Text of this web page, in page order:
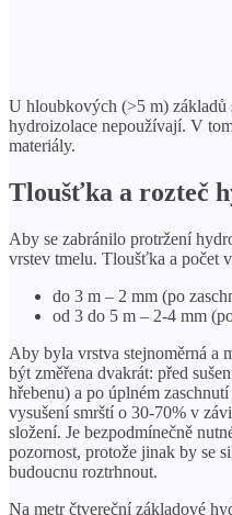
U hloubkových (>5 m) základů
hydroizolace nepoužívají. V
materiály.
Tloušťka a rozteč
Aby se zabránilo protržení
vrstev tmelu. Tloušťka a počet
do 3 m – 2 mm (po
od 3 do 5 m – 2-4 mm
Aby byla vrstva stejnoměrná a
být změřena dvakrát: před
hřebenu) a po úplném
vysušení smrští o 30-70% v
složení. Je bezpodmínečně
pozornost, protože jinak by se
budoucnu roztrhnout.
Na metr čtvereční základové